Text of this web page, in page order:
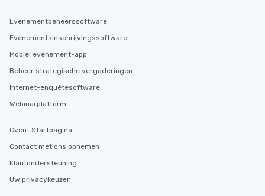
Evenementbeheerssoftware
Evenementsinschrijvingssoftware
Mobiel evenement-app
Beheer strategische vergaderingen
Internet-enquêtesoftware
Webinarplatform
Cvent Startpagina
Contact met ons opnemen
Klantondersteuning
Uw privacykeuzen